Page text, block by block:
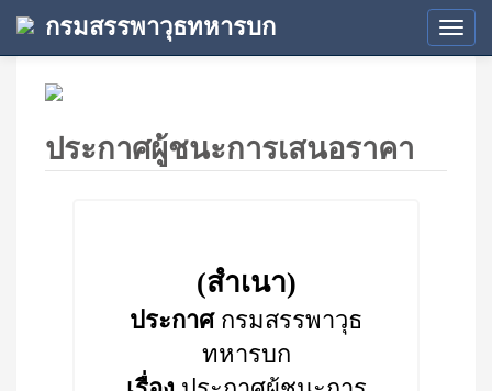
กรมสรรพาวุธทหารบก
ประกาศผู้ชนะการเสนอราคา
(สำเนา)
ประกาศกรมสรรพาวุธ
ทหารบก